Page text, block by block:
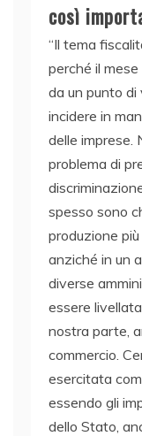
così
“Il tema
perché il
da un punto
incidere in
delle imprese.
problema di
spesso sono
produzione
anziché in un
diverse
essere
nostra parte,
commercio.
esercitata
essendo gli
dello Stato,